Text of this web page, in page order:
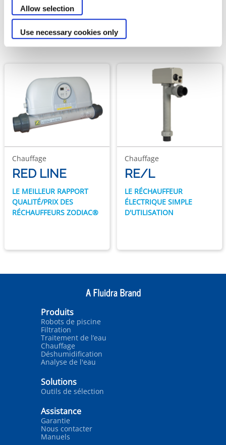
Allow selection
Use necessary cookies only
Notre gamme de
Réchauffeurs électriques
Chauffage
RED LINE
LE MEILLEUR RAPPORT
QUALITÉ/PRIX DES
RÉCHAUFFEURS ZODIAC®
Chauffage
RE/L
LE RÉCHAUFFEUR
ÉLECTRIQUE SIMPLE
D'UTILISATION
Produits
Robots de piscine
Filtration
Traitement de l’eau
Chauffage
Déshumidification
Analyse de l'eau
Solutions
Outils de sélection
Assistance
Garantie
Nous contacter
Manuels